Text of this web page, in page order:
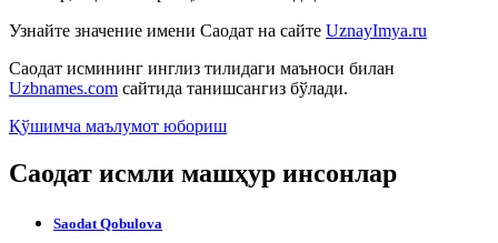
Узнайте значение имени Саодат на сайте UznayImya.ru
Саодат исмининг инглиз тилидаги маъноси билан
Uzbnames.com сайтида танишсангиз бўлади.
Қўшимча маълумот юбориш
Саодат исмли машҳур инсонлар
Saodat Qobulova